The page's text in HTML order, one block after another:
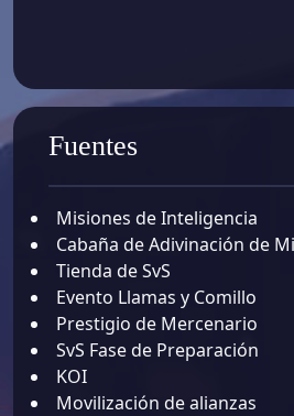
Fuentes
Misiones de Inteligencia
Cabaña de Adivinación de
Tienda de SvS
Evento Llamas y Comillo
Prestigio de Mercenario
SvS Fase de Preparación
KOI
Movilización de alianzas